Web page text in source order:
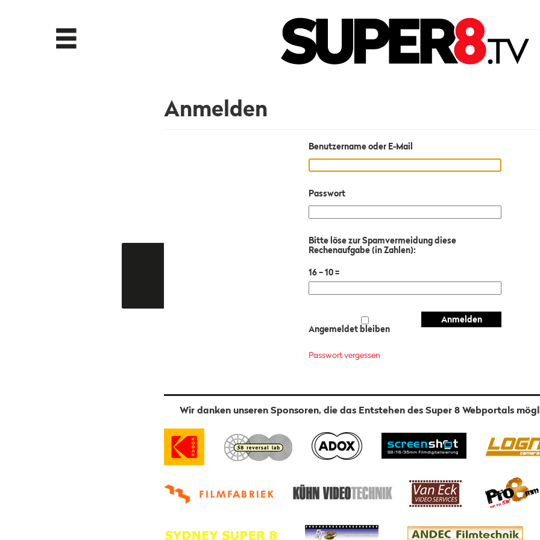
Anmelden
Benutzername oder E-Mail
Passwort
Bitte löse zur Spamvermeidung diese
Rechenaufgabe (in Zahlen):
16 − 10 =
Angemeldet bleiben
Passwort vergessen
Wir danken unseren Sponsoren, die das Entstehen des Super 8 Webportals